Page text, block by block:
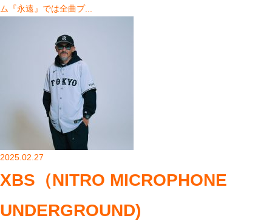
ム『永遠』では全曲プ...
2025.02.27
XBS（NITRO MICROPHONE
UNDERGROUND)